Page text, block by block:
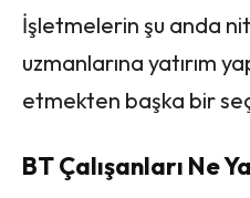
İşletmelerin şu anda
uzmanlarına yatırım
etmekten başka bir
BT Çalışanları Ne